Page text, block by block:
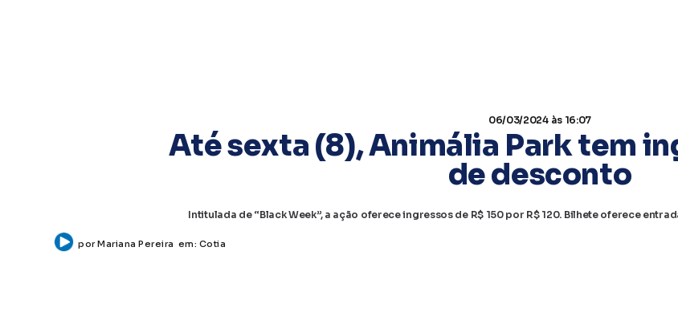
06/03/2024às 16:07
Até sexta (8), Animália Park tem
de desconto
Intitulada de “Black Week”, a ação oferece ingressos de R$ 150 por R$ 120. Bilhete oferece
porMariana Pereira em: Cotia